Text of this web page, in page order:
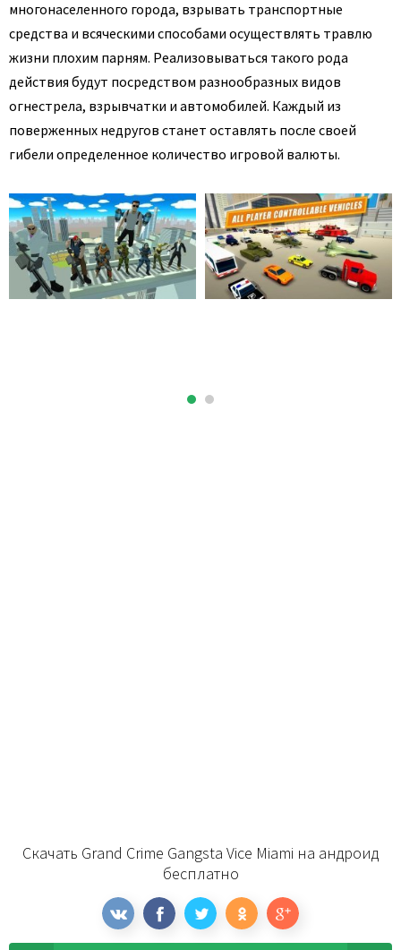
многонаселенного города, взрывать транспортные
средства и всяческими способами осуществлять травлю
жизни плохим парням. Реализовываться такого рода
действия будут посредством разнообразных видов
огнестрела, взрывчатки и автомобилей. Каждый из
поверженных недругов станет оставлять после своей
гибели определенное количество игровой валюты.
Скачать Grand Crime Gangsta Vice Miami на андроид
бесплатно